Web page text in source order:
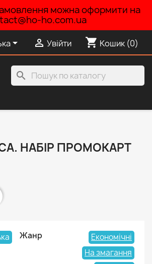
можна оформити на
ho.com.ua
  Увійти shopping_cart Кошик (0)
search
НАБІР ПРОМОКАРТ
Жанр
Економічні
На змагання